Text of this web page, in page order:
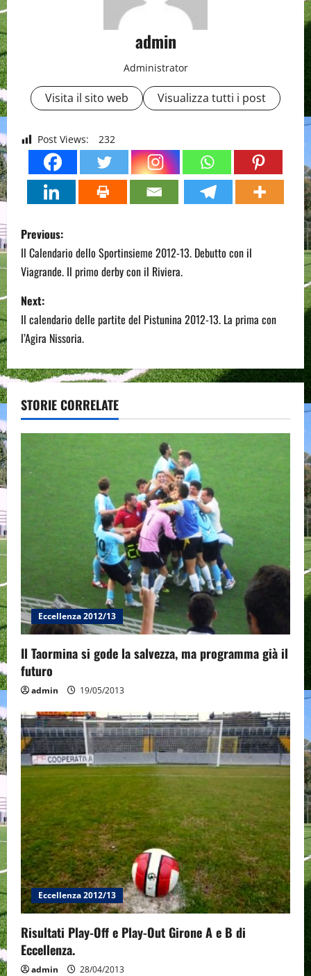
admin
Administrator
Visita il sito web Visualizza tutti i post
Post Views: 232
P
o
s
t
n
a
v
i
g
a
o
n
Previous:
Il Calendario dello Sportinsieme 2012-13. Debutto con il
Viagrande. Il primo derby con il Riviera.
Next:
Il calendario delle partite del Pistunina 2012-13. La prima con
l’Agira Nissoria.
STORIE CORRELATE
Eccellenza 2012/13
Il Taormina si gode la salvezza, ma programma già il
futuro
admin 19/05/2013
Eccellenza 2012/13
Risultati Play-Off e Play-Out Girone A e B di
Eccellenza.
admin 28/04/2013